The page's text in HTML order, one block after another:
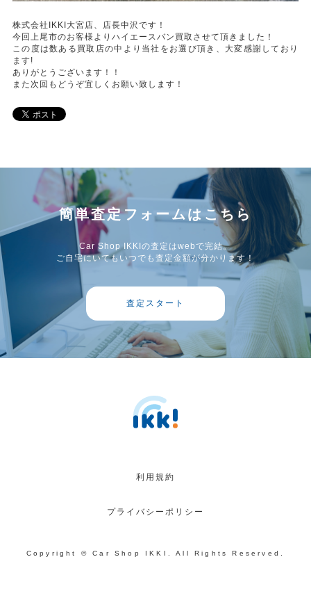
株式会社IKKI大宮店、店長中沢です！
今回上尾市のお客様よりハイエースバン買取させて頂きました！
この度は数ある買取店の中より当社をお選び頂き、大変感謝しており
ます!
ありがとうございます！！
また次回もどうぞ宜しくお願い致します！
簡単査定フォームはこちら
Car Shop IKKIの査定はwebで完結。
ご自宅にいてもいつでも査定金額が分かります！
査定スタート
利用規約
プライバシーポリシー
Copyright © Car Shop IKKI. All Rights Reserved.